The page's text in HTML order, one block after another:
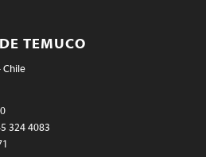
TEMUCO
Chile
324 4083